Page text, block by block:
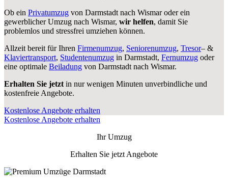
Ob ein Privatumzug von Darmstadt nach Wismar oder ein
gewerblicher Umzug nach Wismar, wir helfen, damit Sie
problemlos und stressfrei umziehen können.
Allzeit bereit für Ihren Firmenumzug, Seniorenumzug, Tresor– &
Klaviertransport, Studentenumzug in Darmstadt, Fernumzug oder
eine optimale Beiladung von Darmstadt nach Wismar.
Erhalten Sie jetzt in nur wenigen Minuten unverbindliche und
kostenfreie Angebote.
Kostenlose Angebote erhalten
Kostenlose Angebote erhalten
Ihr Umzug
Erhalten Sie jetzt Angebote